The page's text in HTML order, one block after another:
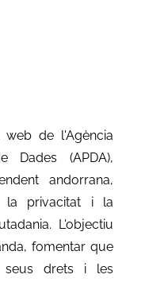
de l'Agència
Dades (APDA),
andorrana,
la privacitat i la
L'objectiu
fomentar que
seus drets i les